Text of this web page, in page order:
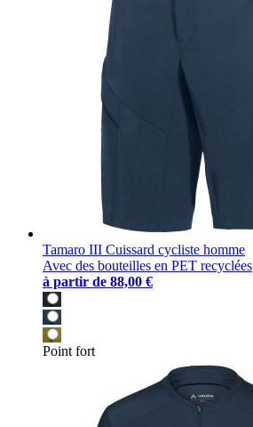
Tamaro III Cuissard cycliste homme
Avec des bouteilles en PET recyclées
à partir de 88,00 €
Point fort